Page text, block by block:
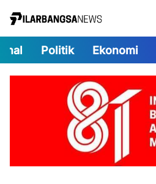
Politik Ekonomi